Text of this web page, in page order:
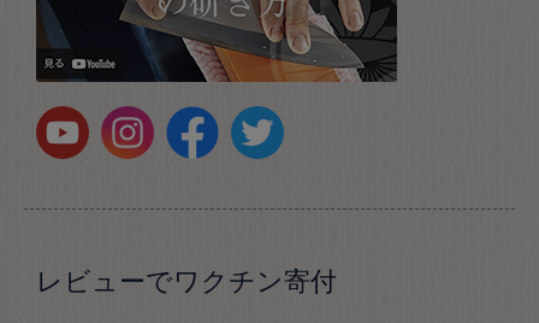
レビューでワクチン寄付